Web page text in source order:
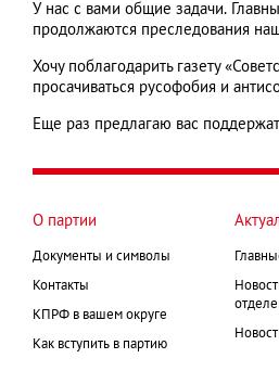
У нас с вами общие задачи.
продолжаются преследования
Хочу поблагодарить газету
просачиваться русофобия и
Еще раз предлагаю вас
О партии
Документы и символы
Контакты
КПРФ в вашем округе
Как вступить в партию